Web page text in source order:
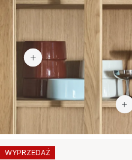
WYPRZEDAŻ